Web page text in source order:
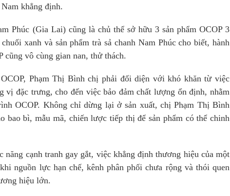
khẳng định.
Phúc (Gia Lai) cũng là chủ thể sở hữu 3 sản phẩm OCOP 3
xanh và sản phẩm trà sả chanh Nam Phúc cho biết, hành
cũng vô cùng gian nan, thử thách.
Phạm Thị Bình chị phải đối diện với khó khăn từ việc
vị đặc trưng, cho đến việc bảo đảm chất lượng ổn định, nhằm
OCOP. Không chỉ dừng lại ở sản xuất, chị Phạm Thị Bình
bao bì, mẫu mã, chiến lược tiếp thị để sản phẩm có thể chinh
cạnh tranh gay gắt, việc khẳng định thương hiệu của một
nguồn lực hạn chế, kênh phân phối chưa rộng và thói quen
hiệu lớn.